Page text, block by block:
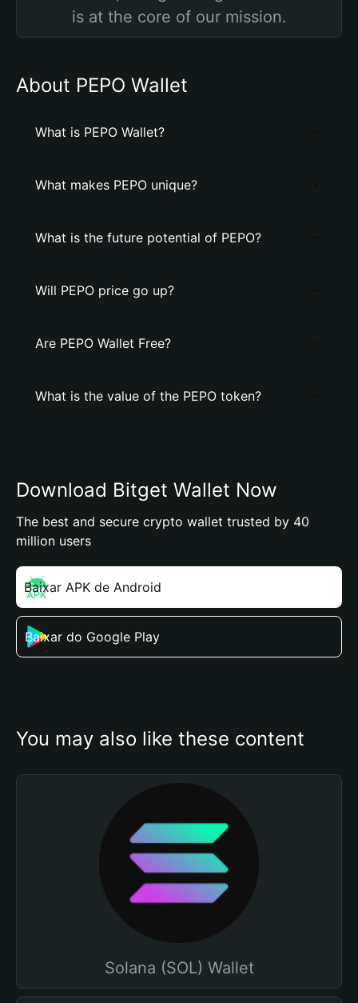
is at the core of our mission.
About PEPO Wallet
What is PEPO Wallet?
What makes PEPO unique?
What is the future potential of PEPO?
Will PEPO price go up?
Are PEPO Wallet Free?
What is the value of the PEPO token?
Download Bitget Wallet Now
The best and secure crypto wallet trusted by 40
million users
Baixar APK de Android
Baixar do Google Play
You may also like these content
Solana (SOL) Wallet